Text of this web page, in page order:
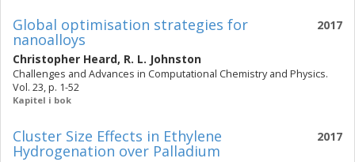
2017
Global optimisation strategies for
nanoalloys
Christopher Heard, R. L. Johnston
Challenges and Advances in Computational Chemistry and Physics.
Vol. 23, p. 1-52
Kapitel i bok
2017
Cluster Size Effects in Ethylene
Hydrogenation over Palladium